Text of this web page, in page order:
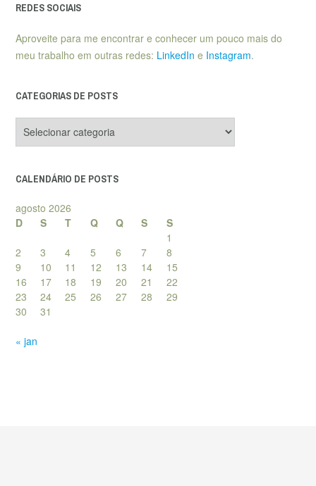
REDES SOCIAIS
Aproveite para me encontrar e conhecer um pouco mais do
meu trabalho em outras redes: LinkedIn e Instagram.
CATEGORIAS DE POSTS
de
CALENDÁRIO DE POSTS
agosto 2026
D
S T Q Q S
S
1
2
3 4 5 6 7
8
9
10 11 12 13 14
15
16
17 18 19 20 21
22
23
24 25 26 27 28
29
30
31
« jan